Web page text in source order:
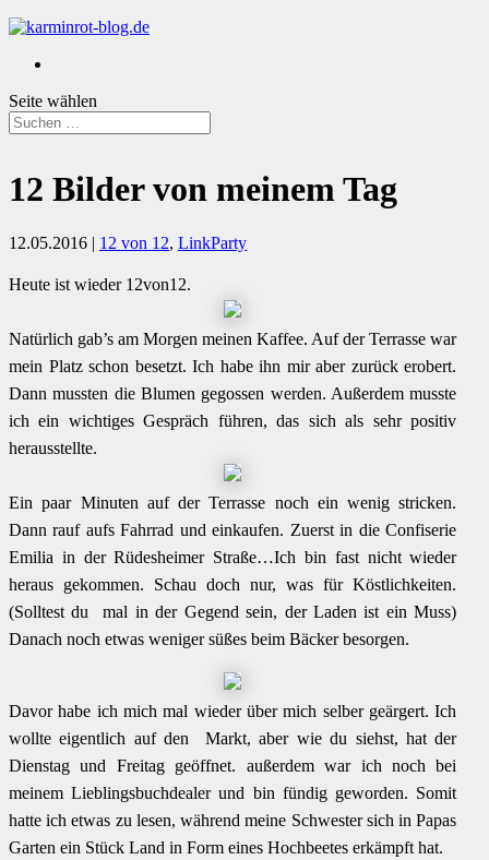
Seite wählen
12 Bilder von meinem Tag
12.05.2016 | 12 von 12, LinkParty
Heute ist wieder 12von12.
Natürlich gab’s am Morgen meinen Kaffee. Auf der Terrasse war
mein Platz schon besetzt. Ich habe ihn mir aber zurück erobert.
Dann mussten die Blumen gegossen werden. Außerdem musste
ich ein wichtiges Gespräch führen, das sich als sehr positiv
herausstellte.
Ein paar Minuten auf der Terrasse noch ein wenig stricken.
Dann rauf aufs Fahrrad und einkaufen. Zuerst in die Confiserie
Emilia in der Rüdesheimer Straße…Ich bin fast nicht wieder
heraus gekommen. Schau doch nur, was für Köstlichkeiten.
(Solltest du mal in der Gegend sein, der Laden ist ein Muss)
Danach noch etwas weniger süßes beim Bäcker besorgen.
Davor habe ich mich mal wieder über mich selber geärgert. Ich
wollte eigentlich auf den Markt, aber wie du siehst, hat der
Dienstag und Freitag geöffnet. außerdem war ich noch bei
meinem Lieblingsbuchdealer und bin fündig geworden. Somit
hatte ich etwas zu lesen, während meine Schwester sich in Papas
Garten ein Stück Land in Form eines Hochbeetes erkämpft hat.